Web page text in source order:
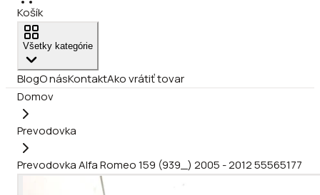
Košík
Všetky kategórie
BlogO násKontaktAko vrátiť tovar
Domov
Prevodovka
Prevodovka Alfa Romeo 159 (939_) 2005 - 2012 55565177